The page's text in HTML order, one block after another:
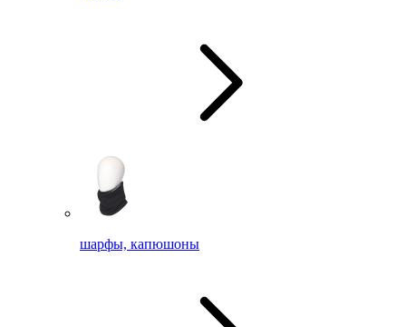
шарфы, капюшоны